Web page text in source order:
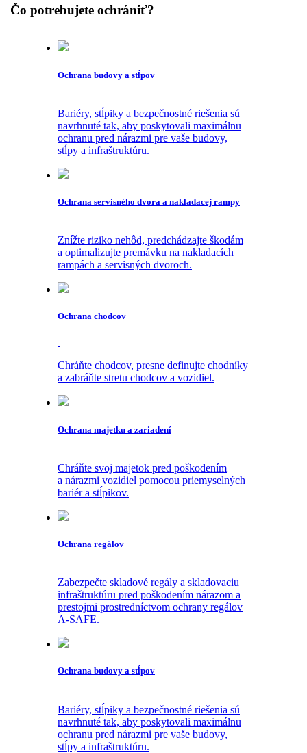
Čo potrebujete ochrániť?
Ochrana budovy a stĺpov
Bariéry, stĺpiky a bezpečnostné riešenia sú
navrhnuté tak, aby poskytovali maximálnu
ochranu pred nárazmi pre vaše budovy,
stĺpy a infraštruktúru.
Ochrana servisného dvora a nakladacej rampy
Znížte riziko nehôd, predchádzajte škodám
a optimalizujte premávku na nakladacích
rampách a servisných dvoroch.
Ochrana chodcov
Chráňte chodcov, presne definujte chodníky
a zabráňte stretu chodcov a vozidiel.
Ochrana majetku a zariadení
Chráňte svoj majetok pred poškodením
a nárazmi vozidiel pomocou priemyselných
bariér a stĺpikov.
Ochrana regálov
Zabezpečte skladové regály a skladovaciu
infraštruktúru pred poškodením nárazom a
prestojmi prostredníctvom ochrany regálov
A-SAFE.
Ochrana budovy a stĺpov
Bariéry, stĺpiky a bezpečnostné riešenia sú
navrhnuté tak, aby poskytovali maximálnu
ochranu pred nárazmi pre vaše budovy,
stĺpy a infraštruktúru.